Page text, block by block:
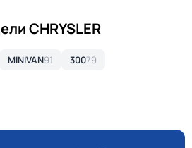
CHRYSLER
MINIVAN91 30079